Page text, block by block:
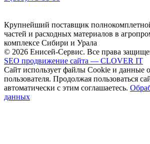
Крупнейший поставщик
частей и расходных материалов в
комплексе Сибири и Урала
© 2026 Енисей-Сервис. Все права
SEO продвижение сайта — CLOVER IT
Сайт использует файлы Cookie и данные
пользователя. Продолжая пользоваться
автоматически с этим соглашаетесь.
данных